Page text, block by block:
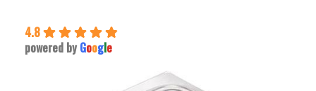
4.8
powered by Google